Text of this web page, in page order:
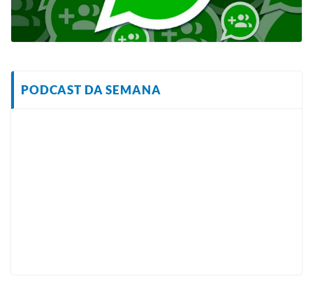
PODCAST DA SEMANA